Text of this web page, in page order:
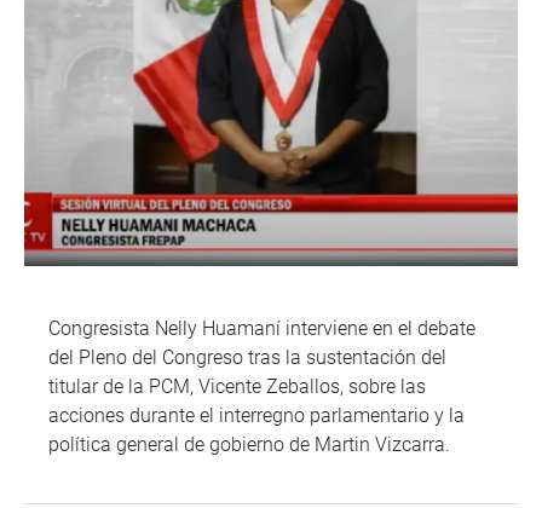
Congresista Nelly Huamaní interviene en el debate
del Pleno del Congreso tras la sustentación del
titular de la PCM, Vicente Zeballos, sobre las
acciones durante el interregno parlamentario y la
política general de gobierno de Martin Vizcarra.